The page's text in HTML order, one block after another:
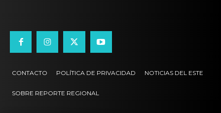
CONTACTO POLÍTICA DE PRIVACIDAD NOTICIAS DEL ESTE
SOBRE REPORTE REGIONAL